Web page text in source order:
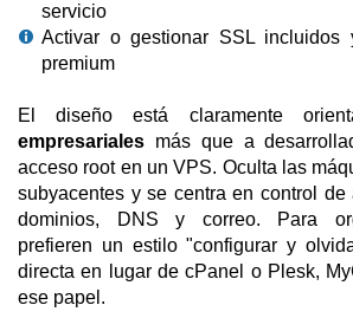
servicio
Activar o gestionar SSL incluidos
premium
El diseño está claramente
empresariales más que a
acceso root en un VPS. Oculta las
subyacentes y se centra en control
dominios, DNS y correo. Para
prefieren un estilo "configurar y
directa en lugar de cPanel o Plesk,
ese papel.